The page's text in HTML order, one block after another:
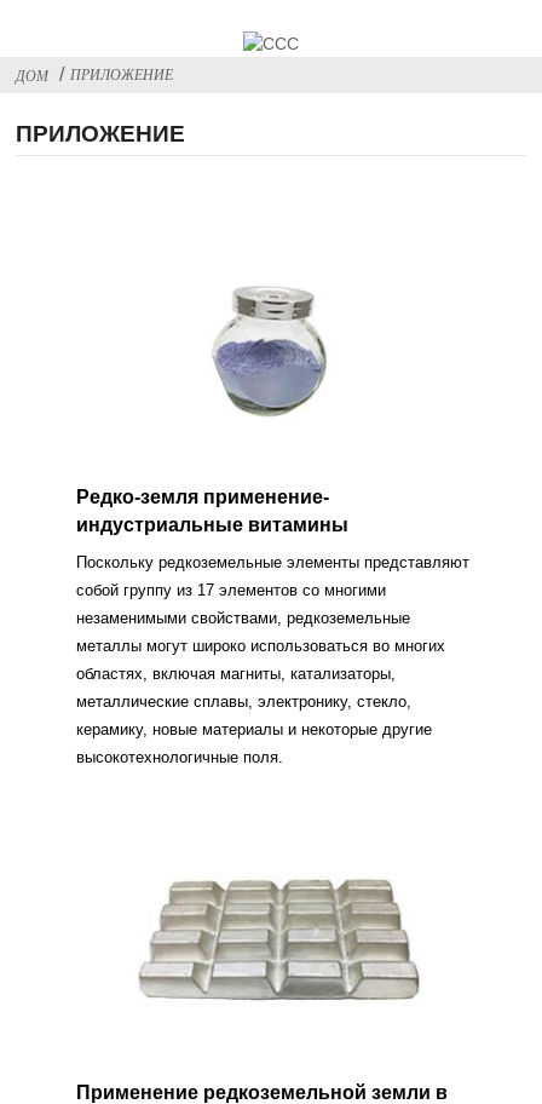
ДОМ ПРИЛОЖЕНИЕ
ПРИЛОЖЕНИЕ
Редко-земля применение-
индустриальные витамины
Поскольку редкоземельные элементы представляют
собой группу из 17 элементов со многими
незаменимыми свойствами, редкоземельные
металлы могут широко использоваться во многих
областях, включая магниты, катализаторы,
металлические сплавы, электронику, стекло,
керамику, новые материалы и некоторые другие
высокотехнологичные поля.
Применение редкоземельной земли в